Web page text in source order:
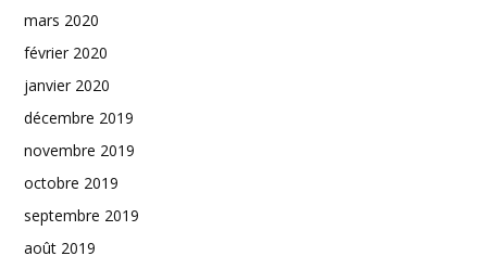
mars 2020
février 2020
janvier 2020
décembre 2019
novembre 2019
octobre 2019
septembre 2019
août 2019